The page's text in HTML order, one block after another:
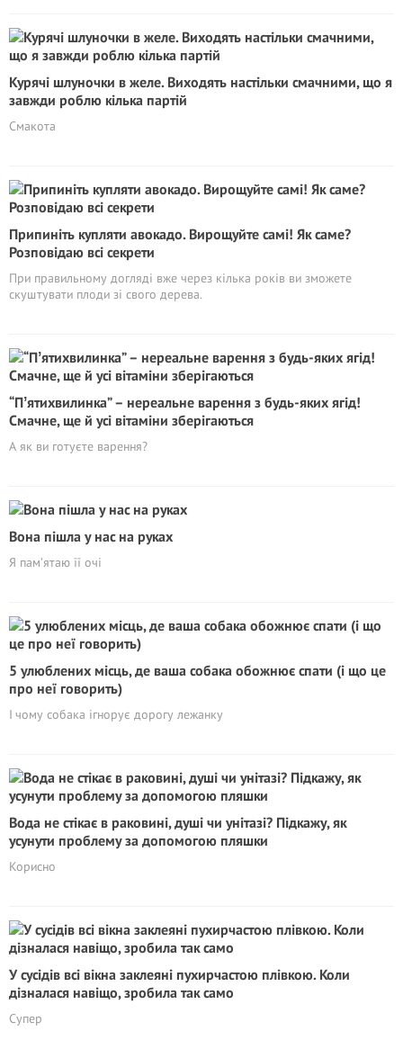
Курячі шлуночки в желе. Виходять настільки смачними, що я
завжди роблю кілька партій
Смакота
Припиніть купляти авокадо. Вирощуйте самі! Як саме?
Розповідаю всі секрети
При правильному догляді вже через кілька років ви зможете
скуштувати плоди зі свого дерева.
“Пʼятихвилинка” – нереальне варення з будь-яких ягід!
Смачне, ще й усі вітаміни зберігаються
А як ви готуєте варення?
Вона пішла у нас на руках
Я пам’ятаю її очі
5 улюблених місць, де ваша собака обожнює спати (і що це
про неї говорить)
І чому собака ігнорує дорогу лежанку
Вода не стікає в раковині, душі чи унітазі? Підкажу, як
усунути проблему за допомогою пляшки
Корисно
У сусідів всі вікна заклеяні пухирчастою плівкою. Коли
дізналася навіщо, зробила так само
Супер